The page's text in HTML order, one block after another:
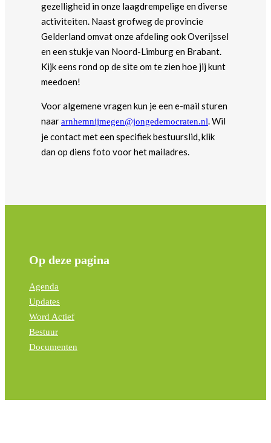
gezelligheid in onze laagdrempelige en diverse
activiteiten. Naast grofweg de provincie
Gelderland omvat onze afdeling ook Overijssel
en een stukje van Noord-Limburg en Brabant.
Kijk eens rond op de site om te zien hoe jij kunt
meedoen!
Voor algemene vragen kun je een e-mail sturen
naararnhemnijmegen@jongedemocraten.nl. Wil
je contact met een specifiek bestuurslid, klik
dan op diens foto voor het mailadres.
Op deze pagina
Agenda
Updates
Word Actief
Bestuur
Documenten